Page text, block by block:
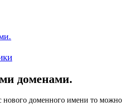
доменами.
нового доменного имени то